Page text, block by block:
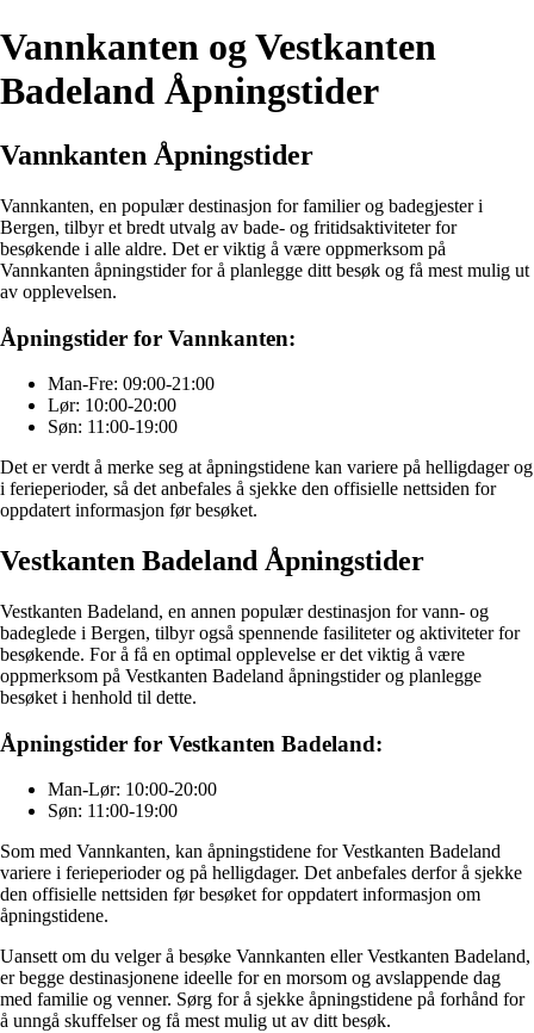
Vannkanten og Vestkanten
Badeland Åpningstider
Vannkanten Åpningstider
Vannkanten, en populær destinasjon for familier og badegjester i
Bergen, tilbyr et bredt utvalg av bade- og fritidsaktiviteter for
besøkende i alle aldre. Det er viktig å være oppmerksom på
Vannkanten åpningstider for å planlegge ditt besøk og få mest mulig ut
av opplevelsen.
Åpningstider for Vannkanten:
Man-Fre: 09:00-21:00
Lør: 10:00-20:00
Søn: 11:00-19:00
Det er verdt å merke seg at åpningstidene kan variere på helligdager og
i ferieperioder, så det anbefales å sjekke den offisielle nettsiden for
oppdatert informasjon før besøket.
Vestkanten Badeland Åpningstider
Vestkanten Badeland, en annen populær destinasjon for vann- og
badeglede i Bergen, tilbyr også spennende fasiliteter og aktiviteter for
besøkende. For å få en optimal opplevelse er det viktig å være
oppmerksom på Vestkanten Badeland åpningstider og planlegge
besøket i henhold til dette.
Åpningstider for Vestkanten Badeland:
Man-Lør: 10:00-20:00
Søn: 11:00-19:00
Som med Vannkanten, kan åpningstidene for Vestkanten Badeland
variere i ferieperioder og på helligdager. Det anbefales derfor å sjekke
den offisielle nettsiden før besøket for oppdatert informasjon om
åpningstidene.
Uansett om du velger å besøke Vannkanten eller Vestkanten Badeland,
er begge destinasjonene ideelle for en morsom og avslappende dag
med familie og venner. Sørg for å sjekke åpningstidene på forhånd for
å unngå skuffelser og få mest mulig ut av ditt besøk.